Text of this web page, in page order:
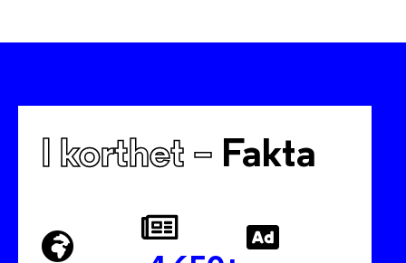
I korthet – Fakta